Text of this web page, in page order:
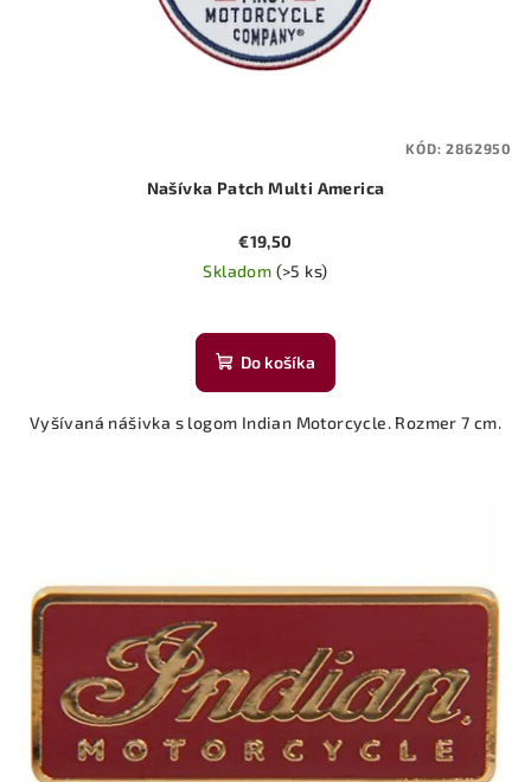
Našívka Patch Multi America
€19,50
Skladom (>5 ks)
Do košíka
Vyšívaná nášivka s logom Indian Motorcycle. Rozmer 7 cm.
KÓD:2862950